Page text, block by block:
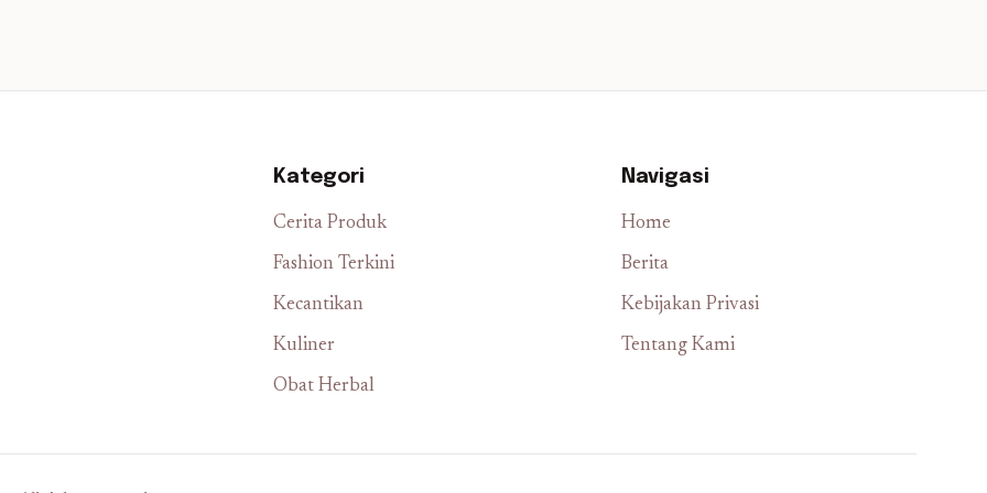
Kategori
Cerita Produk
Fashion Terkini
Kecantikan
Kuliner
Obat Herbal
Navigasi
Home
Berita
Kebijakan Privasi
Tentang Kami